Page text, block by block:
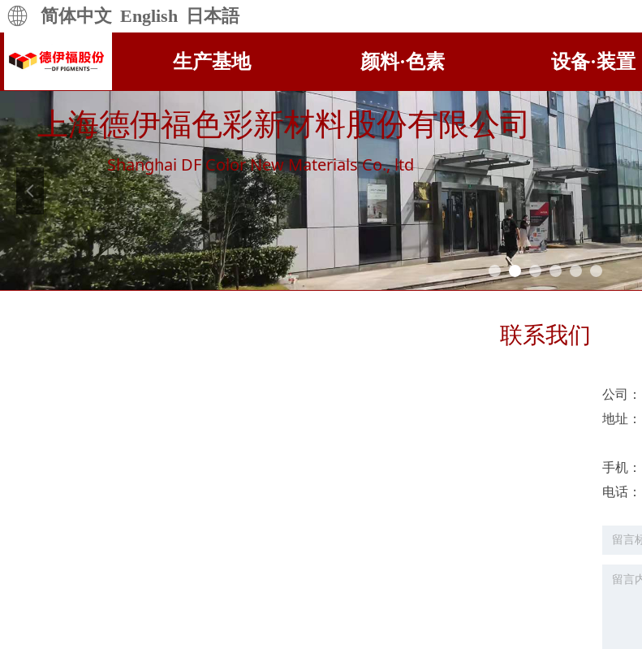
生产基地 颜料·色素 设备·装置
上海德伊福色彩新材料股份有限公司
Shanghai DF Color New Materials Co., ltd
넳
简体中文 English 日本語
联系我们
公司：
地址：
手机：
电话：